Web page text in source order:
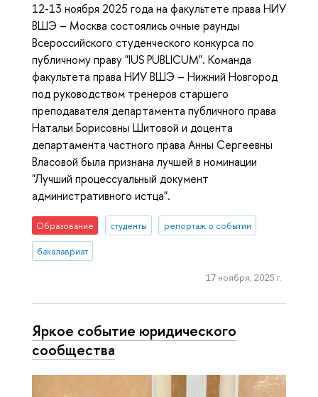
12-13 ноября 2025 года на факультете права НИУ
ВШЭ – Москва состоялись очные раунды
Всероссийского студенческого конкурса по
публичному праву "IUS PUBLICUM". Команда
факультета права НИУ ВШЭ – Нижний Новгород
под руководством тренеров старшего
преподавателя департамента публичного права
Натальи Борисовны Шитовой и доцента
департамента частного права Анны Сергеевны
Власовой была признана лучшей в номинации
"Лучший процессуальный документ
административного истца".
Образование студенты репортаж о событии
бакалавриат
17 ноября, 2025 г.
Яркое событие юридического
сообщества